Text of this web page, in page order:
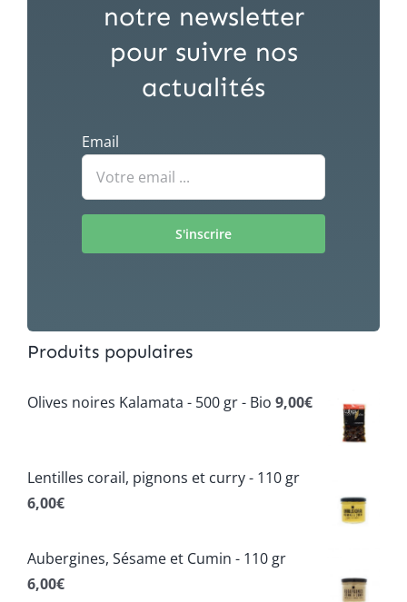
notre newsletter
pour suivre nos
actualités
Email
Produits populaires
Olives noires Kalamata - 500 gr - Bio 9,00€
Lentilles corail, pignons et curry - 110 gr
6,00€
Aubergines, Sésame et Cumin - 110 gr
6,00€